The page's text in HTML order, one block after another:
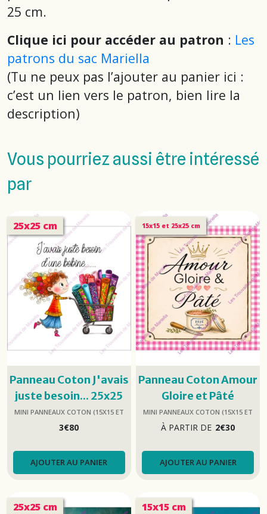
25 cm.
Clique ici pour accéder au patron : Les
patrons du sac Mariella
(Tu ne peux pas l’ajouter au panier ici :
c’est un lien vers le patron, bien lire la
description)
Vous pourriez aussi être intéressé
par
25x25 cm
Panneau Coton J'avais
juste besoin... 25x25
cm
MINI PANNEAUX COTON (15X15 ET
3€80
AJOUTER AU PANIER
15x15 et 25x25 cm
Panneau Coton Amour
Gloire et Pâté
MINI PANNEAUX COTON (15X15 ET
À PARTIR DE 2€30
AJOUTER AU PANIER
25x25 cm 15x15 cm